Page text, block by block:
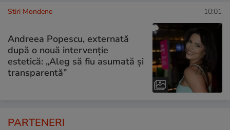
Stiri Mondene 10:01
Andreea Popescu, externată
după o nouă intervenție
estetică: „Aleg să fiu asumată și
transparentă”
PARTENERI